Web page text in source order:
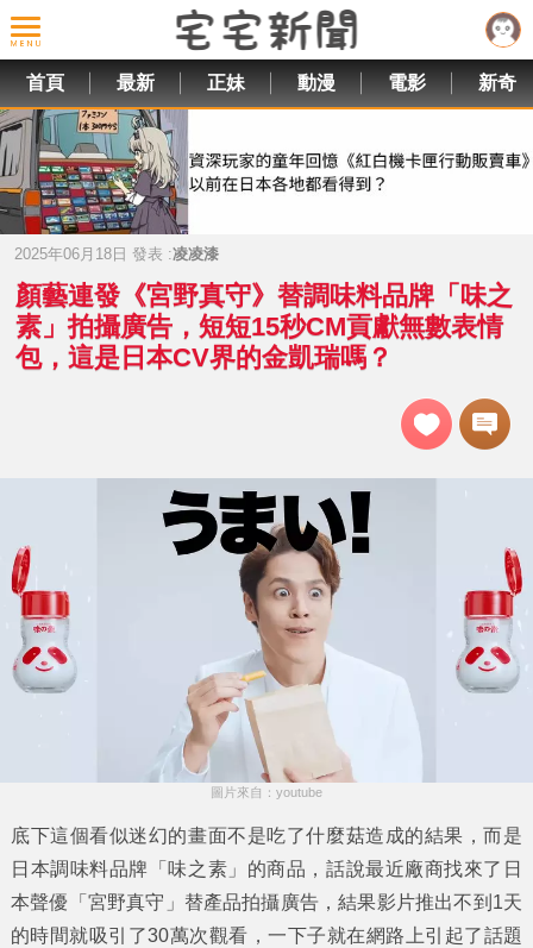
首頁 最新 正妹 動漫 電影 新奇
2025年06月18日 發表 :凌凌漆
顏藝連發《宮野真守》替調味料品牌「味之
素」拍攝廣告，短短15秒CM貢獻無數表情
包，這是日本CV界的金凱瑞嗎？
圖片來自：youtube
底下這個看似迷幻的畫面不是吃了什麼菇造成的結果，而是
日本調味料品牌「味之素 」的商品，話說最近廠商找來了日
本聲優「 宮野真守 」替產品拍攝廣告，結果影片推出不到1天
的時間就吸引了30萬次觀看，一下子就在網路上引起了話題